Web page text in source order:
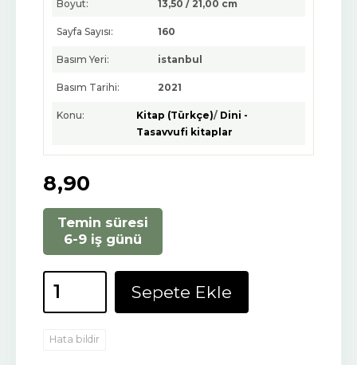
Boyut: 13,50 / 21,00 cm
Sayfa Sayısı: 160
Basım Yeri: istanbul
Basım Tarihi: 2021
Konu: Kitap (Türkçe)/ Dini -
Tasavvufi kitaplar
8,90
Temin süresi
6-9 iş günü
Sepete Ekle
Hata bildir